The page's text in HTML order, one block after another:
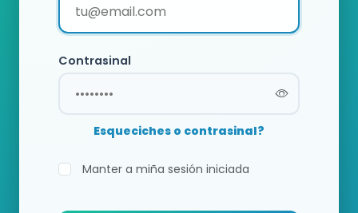
Contrasinal
Esqueciches o contrasinal?
Manter a miña sesión iniciada